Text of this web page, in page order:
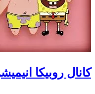
کانال روبیکا